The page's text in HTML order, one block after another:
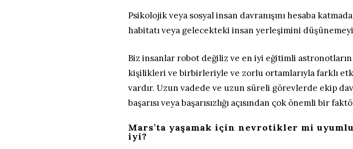
Psikolojik veya sosyal insan davranışını hesaba
habitatı veya gelecekteki insan yerleşimini
Biz insanlar robot değiliz ve en iyi eğitimli
kişilikleri ve birbirleriyle ve zorlu ortamlarıyla farklı
vardır. Uzun vadede ve uzun süreli görevlerde ekip
başarısı veya başarısızlığı açısından çok önemli bir
Mars’ta yaşamak için nevrotikler mi
iyi?